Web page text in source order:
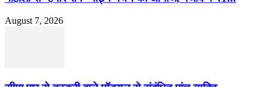
August 7, 2026